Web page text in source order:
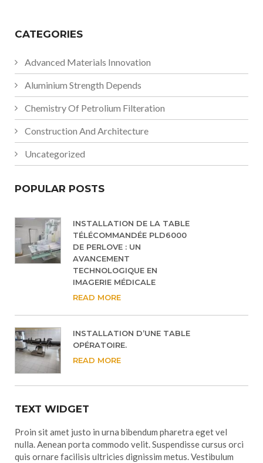
CATEGORIES
Advanced Materials Innovation
Aluminium Strength Depends
Chemistry Of Petrolium Filteration
Construction And Architecture
Uncategorized
POPULAR POSTS
INSTALLATION DE LA TABLE
TÉLÉCOMMANDÉE PLD6000
DE PERLOVE : UN
AVANCEMENT
TECHNOLOGIQUE EN
IMAGERIE MÉDICALE
READ MORE
INSTALLATION D’UNE TABLE
OPÉRATOIRE.
READ MORE
TEXT WIDGET
Proin sit amet justo in urna bibendum pharetra eget vel
nulla. Aenean porta commodo velit. Suspendisse cursus orci
quis ornare facilisis ultricies dignissim metus. Vestibulum